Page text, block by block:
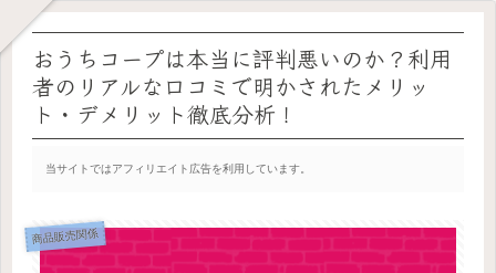
おうちコープは本当に評判悪いのか？利用
者のリアルな口コミで明かされたメリッ
ト・デメリット徹底分析！
当サイトではアフィリエイト広告を利用しています。
商品販売関係